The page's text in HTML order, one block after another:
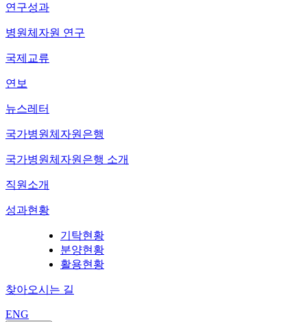
연구성과
병원체자원 연구
국제교류
연보
뉴스레터
국가병원체자원은행
국가병원체자원은행 소개
직원소개
성과현황
기탁현황
분양현황
활용현황
찾아오시는 길
ENG